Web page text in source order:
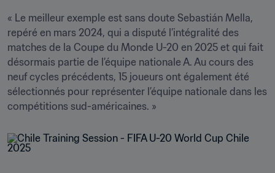
« Le meilleur exemple est sans doute Sebastián Mella,
repéré en mars 2024, qui a disputé l’intégralité des
matches de la Coupe du Monde U-20 en 2025 et qui fait
désormais partie de l’équipe nationale A. Au cours des
neuf cycles précédents, 15 joueurs ont également été
sélectionnés pour représenter l’équipe nationale dans les
compétitions sud-américaines. »